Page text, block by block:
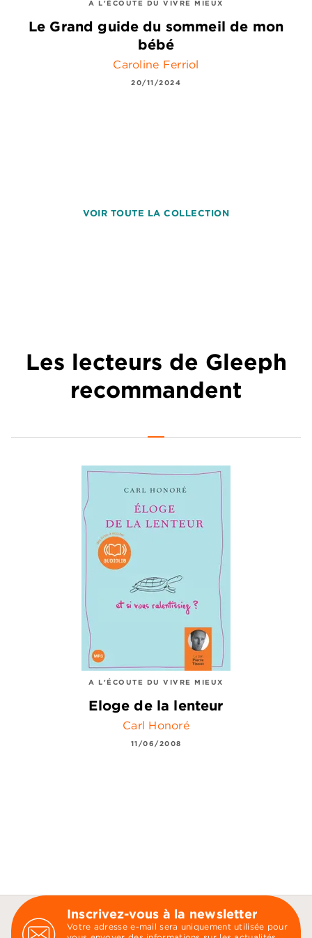
A L'ÉCOUTE DU VIVRE MIEUX
Le Grand guide du sommeil de mon
bébé
Caroline Ferriol
20/11/2024
VOIR TOUTE LA COLLECTION
Les lecteurs de Gleeph
recommandent
A L'ÉCOUTE DU VIVRE MIEUX
Eloge de la lenteur
Carl Honoré
11/06/2008
Inscrivez-vous à la newsletter
Votre adresse e-mail sera uniquement utilisée pour